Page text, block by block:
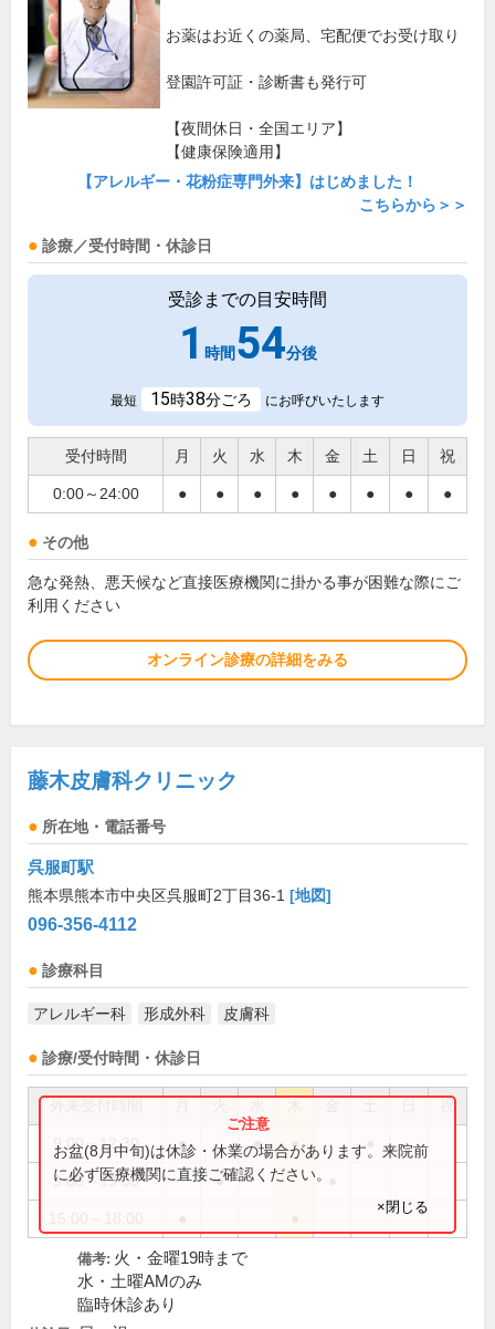
お薬はお近くの薬局、宅配便でお受け取り
登園許可証・診断書も発行可
【夜間休日・全国エリア】
【健康保険適用】
【アレルギー・花粉症専門外来】はじめました！
こちらから＞＞
診療／受付時間・休診日
受診までの目安時間
1 時間54分後
最短 15時38分ごろ にお呼びいたします
受付時間 月 火 水 木 金 土 日 祝
0:00～24:00 ● ● ● ● ● ● ● ●
その他
急な発熱、悪天候など直接医療機関に掛かる事が困難な際にご
利用ください
オンライン診療の詳細をみる
藤木皮膚科クリニック
所在地・電話番号
呉服町駅
熊本県熊本市中央区呉服町2丁目36-1 [地図]
096-356-4112
診療科目
アレルギー科 形成外科 皮膚科
診療/受付時間・休診日
祝
9:00～12:30 ● ● ●
9:00～19:00 ●
お盆(8月中旬)は休診・休業の場合があります。来院前
に必ず医療機関に直接ご確認ください。
×閉じる
備考: 火・金曜19時まで
水・土曜AMのみ
臨時休診あり